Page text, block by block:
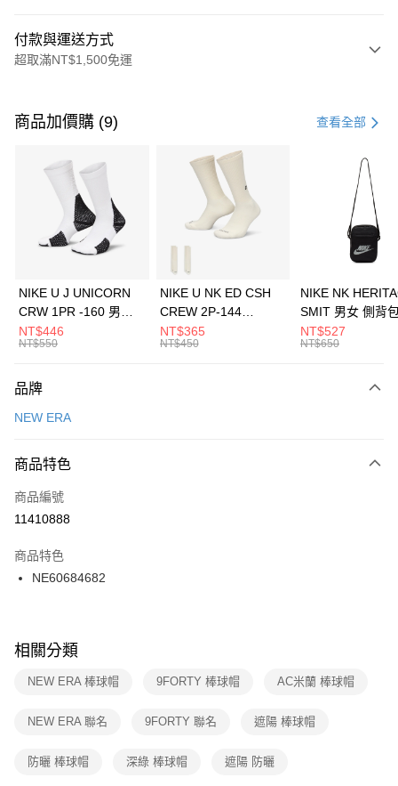
付款與運送方式
超取滿NT$1,500免運
信用卡一次付款
3 期 0 利率 每期 21家銀行
合作金庫商業銀行
第一商業銀行
華南商業銀行
彰化商業銀行
上海商業儲蓄銀行
元大商業銀行
台灣樂天信用卡公司
Apple Pay
全盈+PAY
AFTEE先享後付
【關於「AFTEE先享後付」】
便利好安心！
３．安心：先確認商品／服務後，再付款。
【「AFTEE先享後付」結帳流程】
１．於結帳方式選擇「AFTEE先享後付」後，將跳轉至「AFTEE先享後付」
２．訂單成立數日內，您將收到繳費通知簡訊。
３．收到繳費通知簡訊後14天內，點擊此簡訊中的連結，可透過四大超商／
ATM／網路銀行／等多元方式進行付款，方視為交易完成。
※ 交易是否成功請以「AFTEE先享後付 」之結帳頁面顯示為準，若有關於
是否繳費成功／繳費後需取消欲退款等相關疑問，請聯繫「AFTEE先享後付
客戶支援中心」https://netprotections.freshdesk.com/support/home
１．透過由恩沛科技股份有限公司提供之「AFTEE先享後付」服務完成之交
權轉讓予恩沛科技股份有限公司。
運送方式
每筆NT$100，滿NT$1,500(含以上)免運費
宅配
每筆NT$100，滿NT$1,500(含以上)免運費
付款後門市自取
每筆NT$100，滿NT$1,500(含以上)免運費
商品加價購 (9) 查看全部
NIKE U J UNICORN
CRW 1PR -160 男女
中統襪 FZ3393100
NT$446
NT$550
NIKE U NK ED CSH
CREW 2P-144
EMBRDY 男女 短統襪
FZ3073133
NT$365
NT$450
NIKE NK
SMIT 男女 側背
BA5871010
NT$527
NT$650
品牌
NEW ERA
商品特色
商品編號
11410888
商品特色
NE60684682
相關分類
NEW ERA 棒球帽 9FORTY 棒球帽 AC米蘭 棒球帽
NEW ERA 聯名 9FORTY 聯名 遮陽 棒球帽
防曬 棒球帽 深綠 棒球帽 遮陽 防曬